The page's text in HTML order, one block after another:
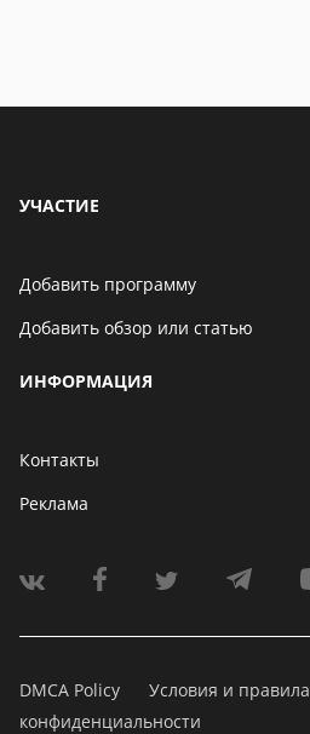
УЧАСТИЕ
Добавить программу
Добавить обзор или статью
ИНФОРМАЦИЯ
Контакты
Реклама
DMCA Policy Условия и правила
конфиденциальности